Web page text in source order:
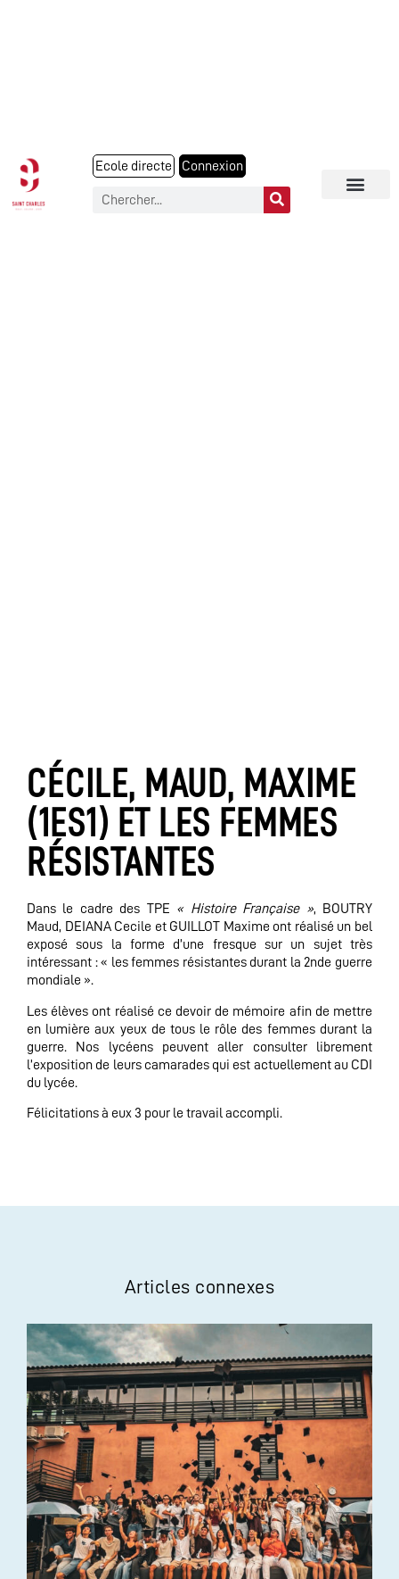
Ecole directe Connexion
CÉCILE, MAUD, MAXIME
(1ES1) ET LES FEMMES
RÉSISTANTES
Dans le cadre des TPE « Histoire Française », BOUTRY
Maud, DEIANA Cecile et GUILLOT Maxime ont réalisé un bel
exposé sous la forme d’une fresque sur un sujet très
intéressant : « les femmes résistantes durant la 2nde guerre
mondiale ».
Les élèves ont réalisé ce devoir de mémoire afin de mettre
en lumière aux yeux de tous le rôle des femmes durant la
guerre. Nos lycéens peuvent aller consulter librement
l’exposition de leurs camarades qui est actuellement au CDI
du lycée.
Félicitations à eux 3 pour le travail accompli.
Articles connexes